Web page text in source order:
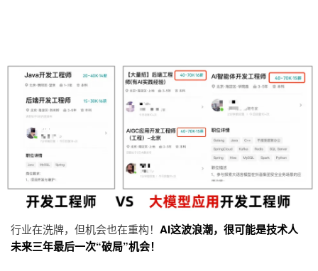
行业在洗牌，但机会也在重构！ AI这波浪潮，很可能是技术人
未来三年最后一次“破局”机会！